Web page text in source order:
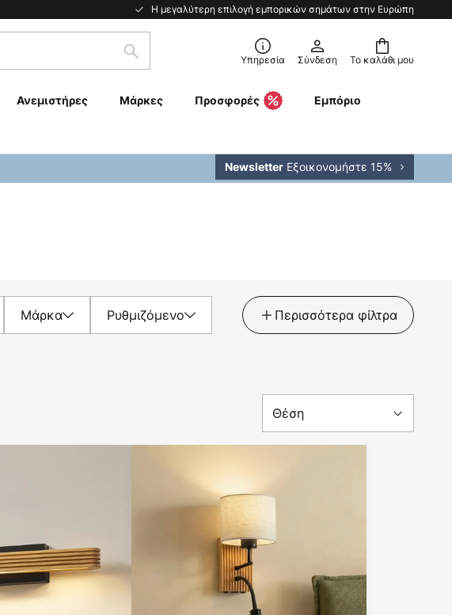
Η μεγαλύτερη επιλογή εμπορικών σημάτων στην Ευρώπη
Το καλάθι μου
Αναζήτηση Υπηρεσία Σύνδεση
Ανεμιστήρες Μάρκες Προσφορές Εμπόριο
Newsletter Εξοικονομήστε 15%
Μάρκα Ρυθμιζόμενο Περισσότερα φίλτρα